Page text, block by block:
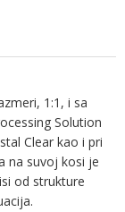
1:1, i sa
Solution
Clear kao i pri
na suvoj kosi je
od strukture